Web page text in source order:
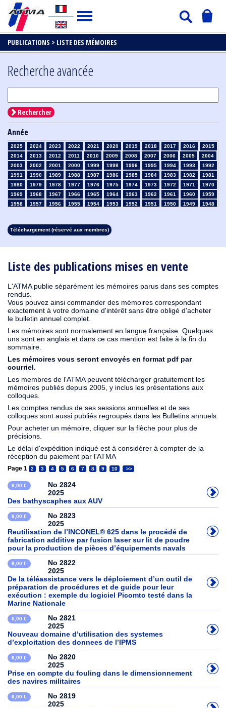
PUBLICATIONS > LISTE DES MÉMOIRES
Liste des publications mises en vente
L'ATMA publie séparément les mémoires parus dans ses comptes
rendus.
Vous pouvez ainsi commander des mémoires correspondant
exactement à votre domaine d'intérêt sans être obligé d'acheter
le bulletin annuel complet.
Les mémoires sont normalement en langue française. Quelques
uns sont en anglais et dans ce cas mention est faite à la fin du
sommaire.
Les mémoires vous seront envoyés en format pdf par
courriel.
Les membres de l'ATMA peuvent télécharger gratuitement les
mémoires publiés depuis 2005, y inclus les présentations aux
colloques.
Les comptes rendus de ses sessions annuelles et de ses
colloques sont aussi publiés regroupés dans les Bulletins annuels.
Pour acheter un mémoire, cliquer sur la flèche pour plus de
précisions.
Le délai d'expédition indiqué est à considérer à compter de la
réception du paiement par l'ATMA
Page 1 2 3 4 5 6 7 8 9 10 >>
6,00 €
No 2824
2025
Des bathyscaphes aux AUV
6,00 €
No 2823
2025
Reutilisation de l’INCONEL® 625 dans le procédé de
fabrication additive par fusion laser sur lit de poudre
pour la production de pièces d’équipements navals
6,00 €
No 2822
2025
De la téléassistance vers le déploiement d’un outil de
préparation de procédures et de guide pour leur
exécution : exemple du logiciel Picomto testé dans la
Marine Nationale
6,00 €
No 2821
2025
Nouveau domaine d’utilisation des systemes
d’exploitation des donnees de l’IPMS
6,00 €
No 2820
2025
Prise en compte du fouling dans le dimensionnement
des navires militaires
6,00 €
No 2819
2025
Recherche avancée
Rechercher
Année
2025 2024 2023 2022 2021 2020 2019 2018 2017 2016
2015
2014
2013 2012 2011 2010 2009 2008 2007 2006 2005
2004
2003
2002 2001 2000 1999 1998 1996 1995 1994 1993
1992
1991
1990 1989 1988 1987 1986 1985 1984 1983 1982
1981
1980
1979 1978 1977 1976 1975 1974 1973 1972 1971
1970
1969
1968 1967 1966 1965 1964 1963 1962 1961 1960
1959
1958
1957 1956 1955 1954 1953 1952 1951 1950 1949
1948
1913
1912 1911 1910 1909 1908
Téléchargement (réservé aux membres)